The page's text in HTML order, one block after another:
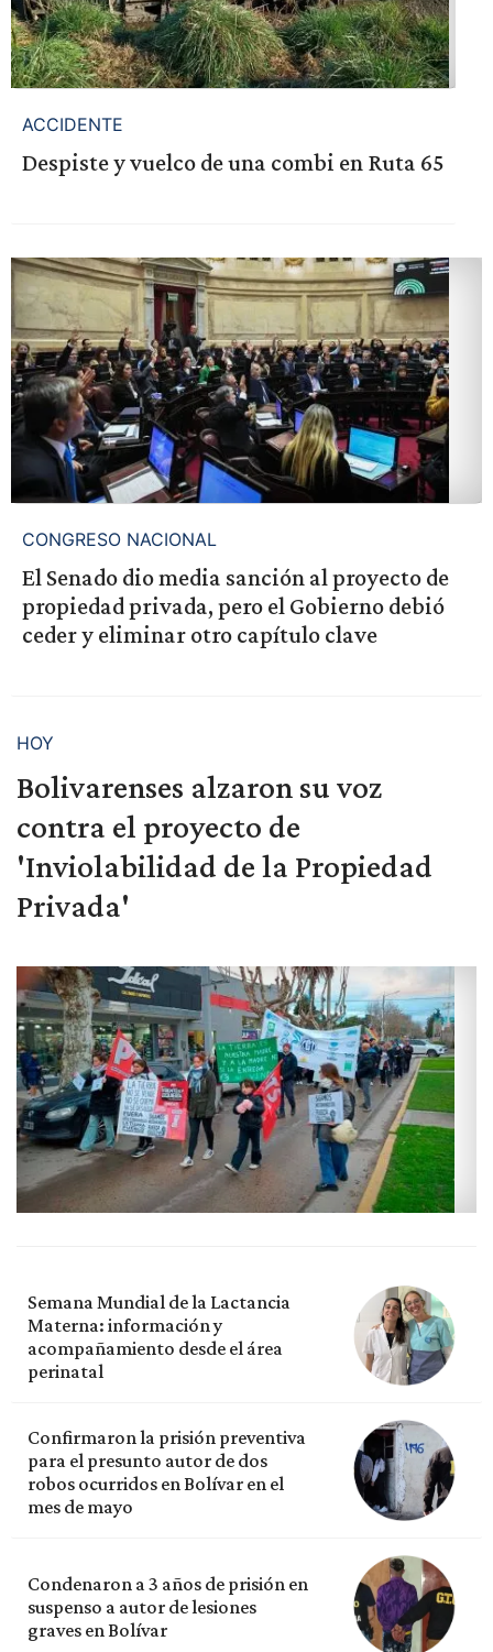
ACCIDENTE
Despiste y vuelco de una combi en Ruta 65
CONGRESO NACIONAL
El Senado dio media sanción al proyecto de
propiedad privada, pero el Gobierno debió
ceder y eliminar otro capítulo clave
HOY
Bolivarenses alzaron su voz
contra el proyecto de
'Inviolabilidad de la Propiedad
Privada'
Semana Mundial de la Lactancia
Materna: información y
acompañamiento desde el área
perinatal
Confirmaron la prisión preventiva
para el presunto autor de dos
robos ocurridos en Bolívar en el
mes de mayo
Condenaron a 3 años de prisión en
suspenso a autor de lesiones
graves en Bolívar